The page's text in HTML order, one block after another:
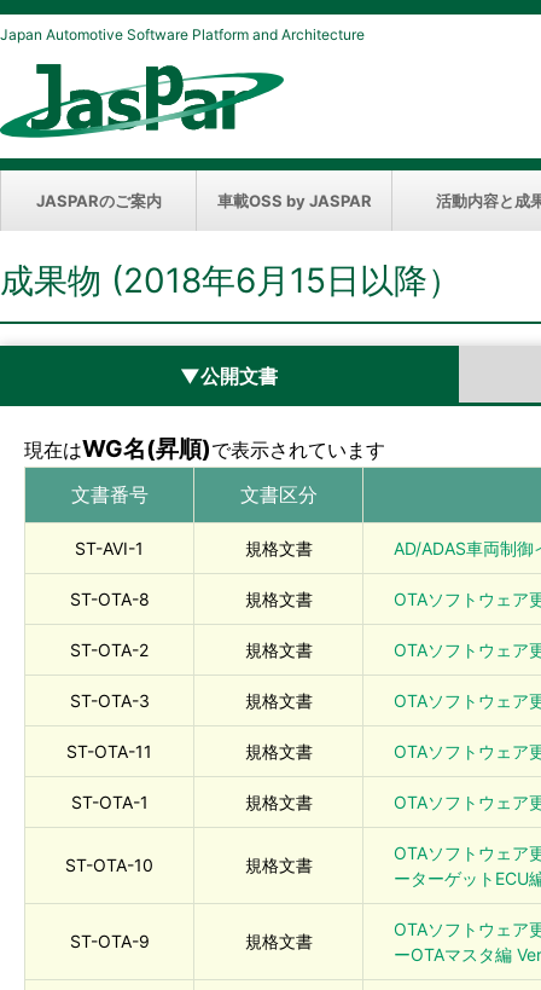
Japan Automotive Software Platform and Architecture
JASPARのご案内 車載OSS by JASPAR 活動内容と成
成果物 (2018年6月15日以降）
▼公開文書
現在はWG名(昇順)で表示されています
文書番号
文書区分
ST-AVI-1 規格文書 AD/ADAS車両制
ST-OTA-8 規格文書 OTAソフトウェア
ST-OTA-2 規格文書 OTAソフトウェア
ST-OTA-3 規格文書 OTAソフトウェア
ST-OTA-11 規格文書 OTAソフトウェア
ST-OTA-1 規格文書 OTAソフトウェア
ST-OTA-10 規格文書
OTAソフトウェア
ーターゲットECU
ST-OTA-9 規格文書
OTAソフトウェア
ーOTAマスタ編